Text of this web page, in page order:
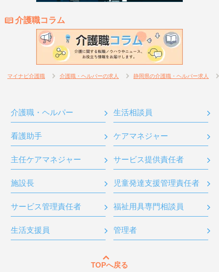
介護職コラム
マイナビ介護職 介護職・ヘルパーの求人 静岡県の介護職・ヘルパー求人
介護職・ヘルパー 生活相談員
看護助手 ケアマネジャー
主任ケアマネジャー サービス提供責任者
施設長 児童発達支援管理責任者
サービス管理責任者 福祉用具専門相談員
生活支援員 管理者
TOPへ戻る